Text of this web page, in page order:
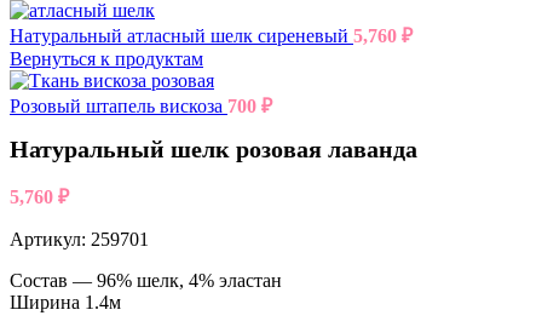
Натуральный атласный шелк сиреневый 5,760 ₽
Вернуться к продуктам
Розовый штапель вискоза 700 ₽
Натуральный шелк розовая лаванда
5,760 ₽
Артикул: 259701
Состав — 96% шелк, 4% эластан
Ширина 1.4м